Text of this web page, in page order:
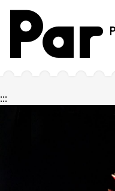
跳到主要內容區塊
網站導覽
:::